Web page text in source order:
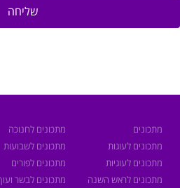
שליחה
מתכונים
מתכונים לעוגות
מתכונים לעוגיות
מתכונים לראש השנה
מתכונים לחנוכה
מתכונים לשבועות
מתכונים לפורים
מתכונים לבשר ועוף